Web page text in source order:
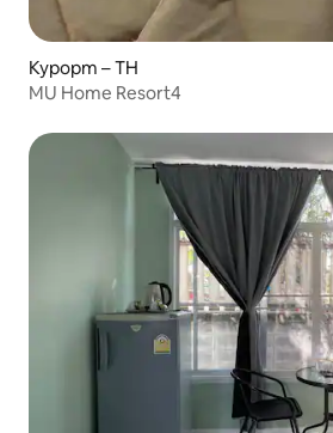
Курорт – TH
MU Home Resort4